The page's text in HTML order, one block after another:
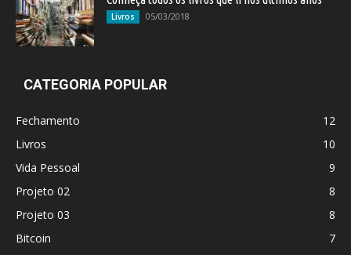
Livros 05/03/2018
CATEGORIA POPULAR
Fechamento
12
Livros
10
Vida Pessoal
9
Projeto 02
8
Projeto 03
8
Bitcoin
7